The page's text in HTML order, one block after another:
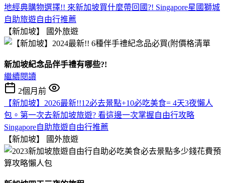
地經典購物選擇!! 來新加坡買什麼帶回國?! Singapore星國獅城
自助旅遊自由行推薦
【新加坡】
國外旅遊
新加坡紀念品伴手禮有哪些?!
繼續閱讀
2個月前
【新加坡】2026最新!!12必去景點+10必吃美食= 4天3夜懶人
包。第一次去新加坡旅遊? 看這邊一次掌握自由行攻略
Singapore自助旅遊自由行推薦
【新加坡】
國外旅遊